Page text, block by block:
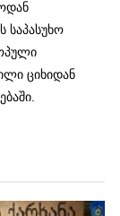
საპასუხო
ციხიდან